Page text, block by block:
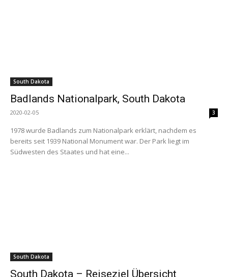
South Dakota
Badlands Nationalpark, South Dakota
2020-02-05 3
1978 wurde Badlands zum Nationalpark erklärt, nachdem es
bereits seit 1939 National Monument war. Der Park liegt im
Südwesten des Staates und hat eine...
South Dakota
South Dakota – Reiseziel Übersicht